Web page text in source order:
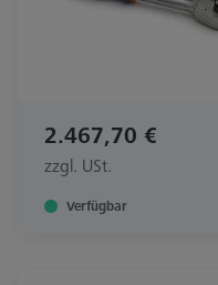
2.467,70 €
zzgl. USt.
Verfügbar